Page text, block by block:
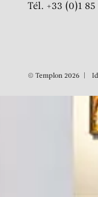
Tél. +33 (0)1 85
© Templon 2026